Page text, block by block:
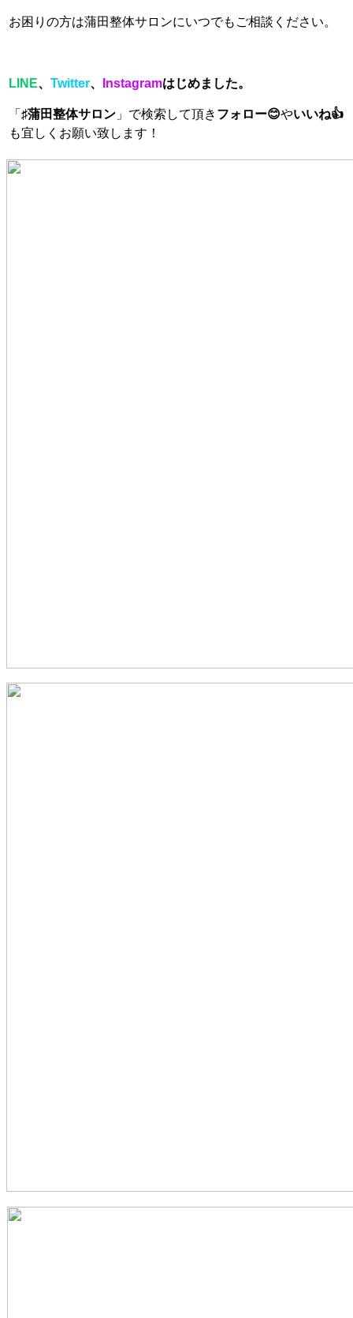
お困りの方は蒲田整体サロンにいつでもご相談ください。
LINE、 Twitter、 Instagramはじめました。
「 ♯蒲田整体サロン 」で検索して頂き フォロー😊やいいね👍
も宜しくお願い致します！